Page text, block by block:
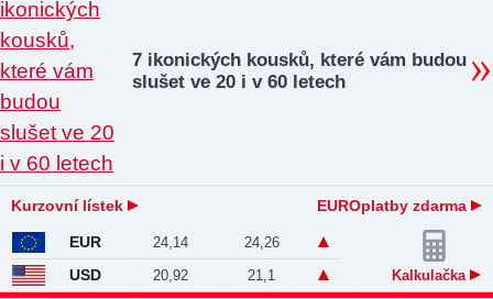
7 ikonických kousků, které vám budou
slušet ve 20 i v 60 letech
Kurzovní lístek EUROplatby zdarma
EUR 24,14 24,26
USD 20,92 21,1 Kalkulačka